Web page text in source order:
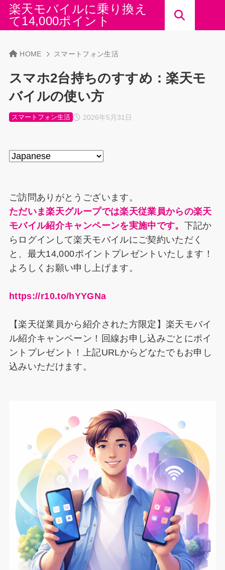
楽天モバイルに乗り換え
て14,000ポイント
HOME スマートフォン生活
スマホ2台持ちのすすめ：楽天モ
バイルの使い方
2026年5月31日
スマートフォン生活
ご訪問ありがとうございます。
ただいま楽天グループでは楽天従業員からの楽天
モバイル紹介キャンペーンを実施中です。 下記か
らログインして楽天モバイルにご契約いただく
と、最大14,000ポイントプレゼントいたします！
よろしくお願い申し上げます。
https://r10.to/hYYGNa
【楽天従業員から紹介された方限定】楽天モバイ
ル紹介キャンペーン！回線お申し込みごとにポイ
ントプレゼント！上記URLからどなたでもお申し
込みいただけます。